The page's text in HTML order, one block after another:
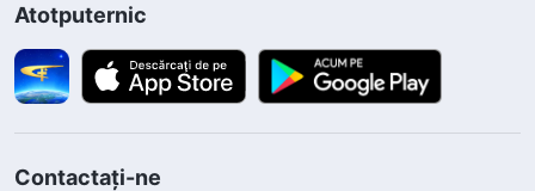
Atotputernic
Contactați-ne